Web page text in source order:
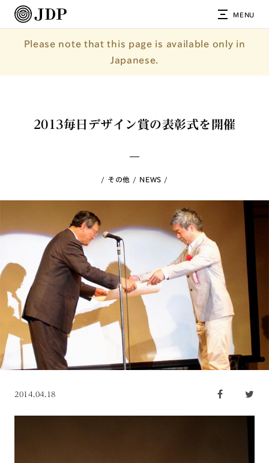
MENU
Please note that this page is available only in
Japanese.
2013毎日デザイン賞の表彰式を開催
その他 NEWS
2014.04.18